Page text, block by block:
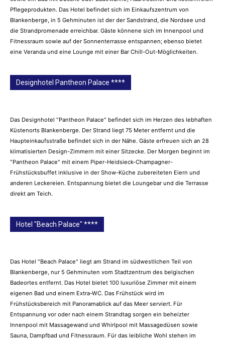
Pflegeprodukten. Das Hotel befindet sich im Einkaufszentrum von
Blankenberge, in 5 Gehminuten ist der der Sandstrand, die Nordsee und
die Strandpromenade erreichbar. Gäste könnene sich im Innenpool und
Fitnessraum sowie auf der Sonnenterrasse entspannen; ebenso bietet
eine Veranda und eine Lounge mit einer Bar Chill-Out-Möglichkeiten.
Designhotel Pantheon Palace ****
Das Designhotel "Pantheon Palace" befindet sich im Herzen des lebhaften
Küstenorts Blankenberge. Der Strand liegt 75 Meter entfernt und die
Haupteinkaufsstraße befindet sich in der Nähe. Gäste erfreuen sich an 28
klimatisierten Design-Zimmern mit einer Sitzecke. Der Morgen beginnt im
"Pantheon Palace" mit einem Piper-Heidsieck-Champagner-
Frühstücksbuffet inklusive in der Show-Küche zubereiteten Eiern und
anderen Leckereien. Entspannung bietet die Loungebar und die Terrasse
direkt am Teich.
Hotel "Beach Palace" ****
Das Hotel "Beach Palace" liegt am Strand im südwestlichen Teil von
Blankenberge, nur 5 Gehminuten vom Stadtzentrum des belgischen
Badeortes entfernt. Das Hotel bietet 100 luxuriöse Zimmer mit einem
eigenen Bad und einem Extra-WC. Das Frühstück wird im
Frühstücksbereich mit Panoramablick auf das Meer serviert. Für
Entspannung vor oder nach einem Strandtag sorgen ein beheizter
Innenpool mit Massagewand und Whirlpool mit Massagedüsen sowie
Sauna, Dampfbad und Fitnessraum. Für das leibliche Wohl stehen im